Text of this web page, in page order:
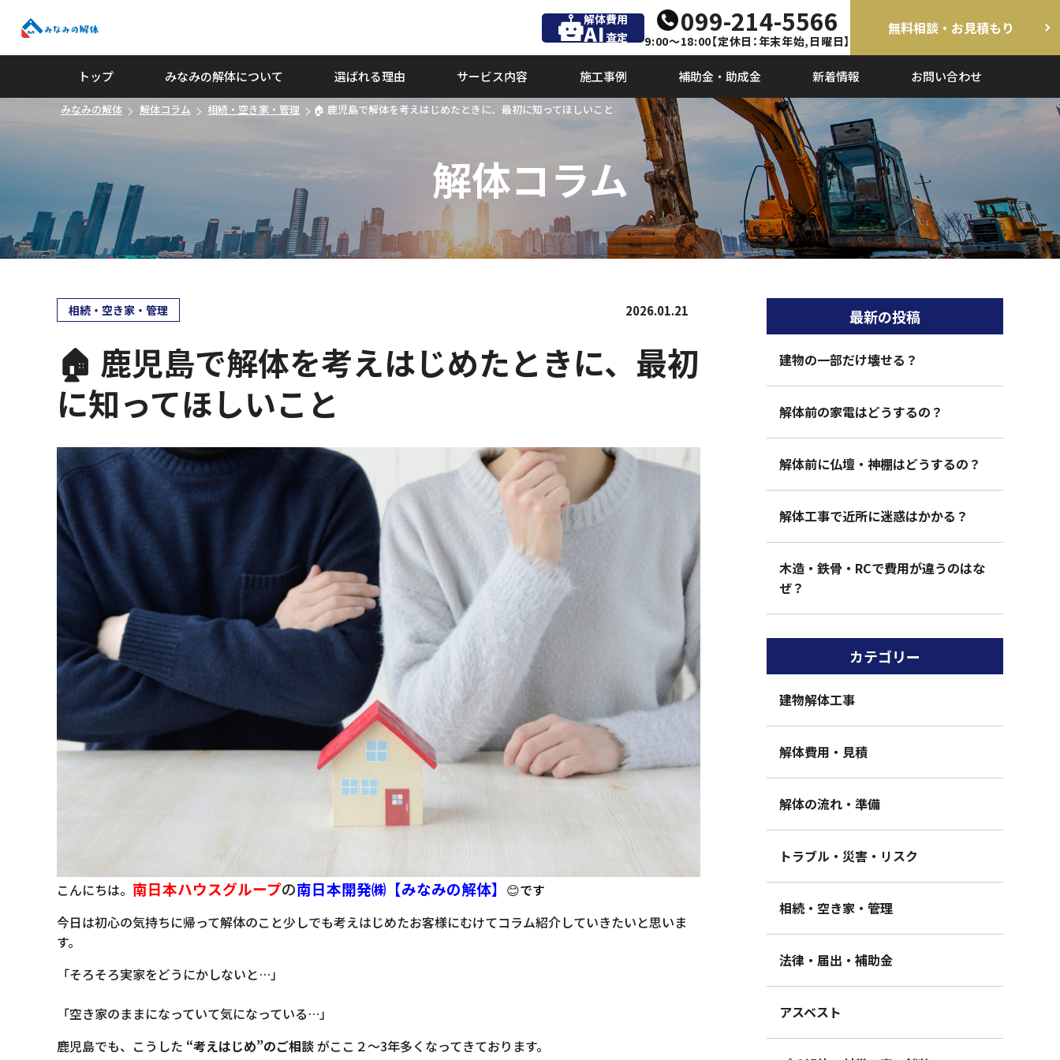
解体費用
AI査定 099-214-5566
9:00～18:00【定休日：年末年始,日曜日】
無料相談・お見積もり
トップ みなみの解体について 選ばれる理由 サービス内容 施工事例 補助金・助成金 新着情報 お問い合わせ
みなみの解体 解体コラム 相続・空き家・管理 🏠 鹿児島で解体を考えはじめたときに、最初に知ってほしいこと
解体コラム
相続・空き家・管理 2026.01.21
🏠 鹿児島で解体を考えはじめたときに、最初
に知ってほしいこと
こんにちは。 南日本ハウスグループの南日本開発㈱【みなみの解体】 😊です
今日は初心の気持ちに帰って解体のこと少しでも考えはじめたお客様にむけてコラム紹介していきたいと思いま
す。
「そろそろ実家をどうにかしないと…」
「空き家のままになっていて気になっている…」
鹿児島でも、こうした “考えはじめ”のご相談がここ２～3年多くなってきております。
最新の投稿
建物の一部だけ壊せる？
解体前の家電はどうするの？
解体前に仏壇・神棚はどうするの？
解体工事で近所に迷惑はかかる？
木造・鉄骨・RCで費用が違うのはな
ぜ？
カテゴリー
建物解体工事
解体費用・見積
解体の流れ・準備
トラブル・災害・リスク
相続・空き家・管理
法律・届出・補助金
アスベスト